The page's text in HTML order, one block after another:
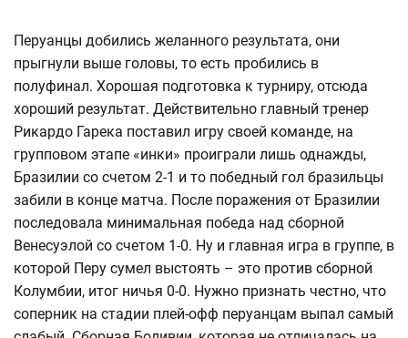
Перуанцы добились желанного результата, они
прыгнули выше головы, то есть пробились в
полуфинал. Хорошая подготовка к турниру, отсюда
хороший результат. Действительно главный тренер
Рикардо Гарека поставил игру своей команде, на
групповом этапе «инки» проиграли лишь однажды,
Бразилии со счетом 2-1 и то победный гол бразильцы
забили в конце матча. После поражения от Бразилии
последовала минимальная победа над сборной
Венесуэлой со счетом 1-0. Ну и главная игра в группе, в
которой Перу сумел выстоять – это против сборной
Колумбии, итог ничья 0-0. Нужно признать честно, что
соперник на стадии плей-офф перуанцам выпал самый